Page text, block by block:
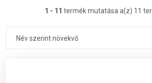
1 - 11 termék mutatása a(z) 11
Név szerint növekvő